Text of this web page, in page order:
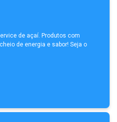
de açaí. Produtos com
de energia e sabor! Seja o